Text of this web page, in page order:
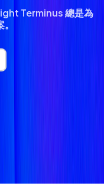
Terminus 總是為